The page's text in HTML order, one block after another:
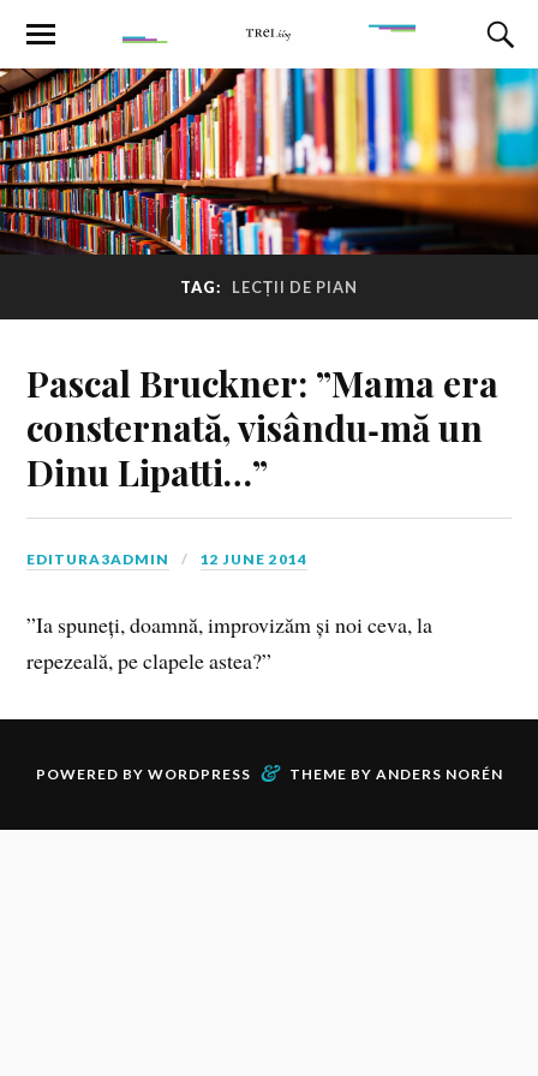
TAG: LECȚII DE PIAN
Pascal Bruckner: ”Mama era
consternată, visându‑mă un
Dinu Lipatti…”
EDITURA3ADMIN 12 JUNE 2014
”Ia spuneți, doamnă, improvizăm și noi ceva, la
repezeală, pe clapele astea?”
POWERED BY WORDPRESS & THEME BY ANDERS NORÉN